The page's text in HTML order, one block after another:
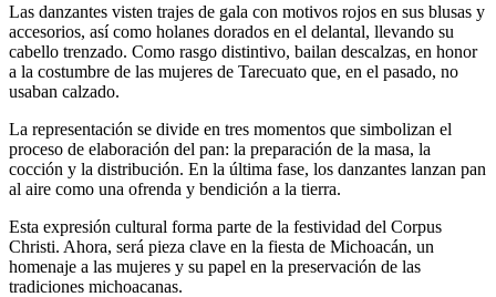
Las danzantes visten trajes de gala con motivos rojos en sus blusas y
accesorios, así como holanes dorados en el delantal, llevando su
cabello trenzado. Como rasgo distintivo, bailan descalzas, en honor
a la costumbre de las mujeres de Tarecuato que, en el pasado, no
usaban calzado.
La representación se divide en tres momentos que simbolizan el
proceso de elaboración del pan: la preparación de la masa, la
cocción y la distribución. En la última fase, los danzantes lanzan pan
al aire como una ofrenda y bendición a la tierra.
Esta expresión cultural forma parte de la festividad del Corpus
Christi. Ahora, será pieza clave en la fiesta de Michoacán, un
homenaje a las mujeres y su papel en la preservación de las
tradiciones michoacanas.